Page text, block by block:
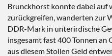
Brunckhorst konnte dabei auf
zurückgreifen, wanderten zur
DDR-Mark in unterirdische
insgesamt fast 400 Tonnen an
aus diesem Stollen Geld